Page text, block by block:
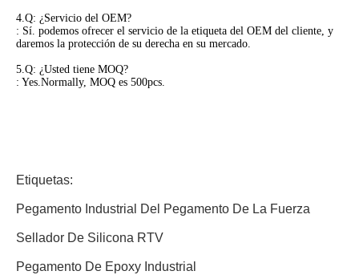
4.Q: ¿Servicio del OEM?
: Sí. podemos ofrecer el servicio de la etiqueta del OEM del cliente, y
daremos la protección de su derecha en su mercado.
5.Q: ¿Usted tiene MOQ?
: Yes.Normally, MOQ es 500pcs.
Etiquetas:
Pegamento Industrial Del Pegamento De La Fuerza
Sellador De Silicona RTV
Pegamento De Epoxy Industrial